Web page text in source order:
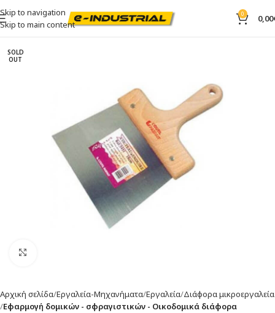
Skip to navigation
Skip to main content
0 0,00
SOLD
OUT
Αρχική σελίδα Εργαλεία-Μηχανήματα Εργαλεία Διάφορα μικροεργαλεία
Εφαρμογή δομικών - σφραγιστικών - Οικοδομικά διάφορα